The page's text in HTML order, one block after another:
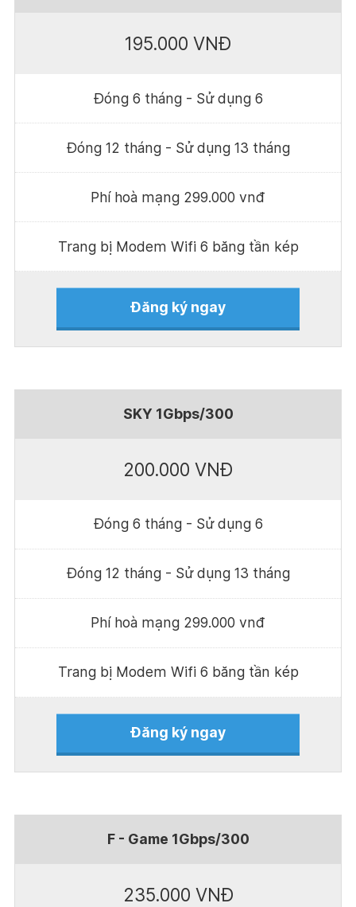
195.000 VNĐ
Đóng 6 tháng - Sử dụng 6
Đóng 12 tháng - Sử dụng 13 tháng
Phí hoà mạng 299.000 vnđ
Trang bị Modem Wifi 6 băng tần kép
Đăng ký ngay
SKY 1Gbps/300
200.000 VNĐ
Đóng 6 tháng - Sử dụng 6
Đóng 12 tháng - Sử dụng 13 tháng
Phí hoà mạng 299.000 vnđ
Trang bị Modem Wifi 6 băng tần kép
Đăng ký ngay
F - Game 1Gbps/300
235.000 VNĐ